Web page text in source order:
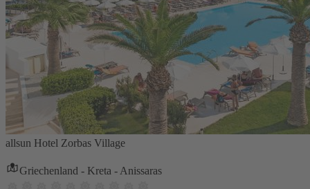
allsun Hotel Zorbas Village
Griechenland - Kreta - Anissaras